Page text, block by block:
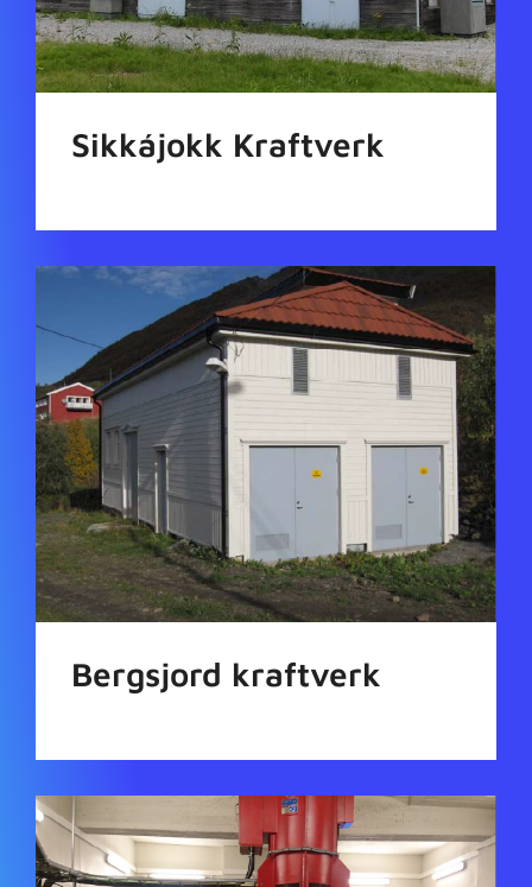
Sikkájokk Kraftverk
Bergsjord kraftverk